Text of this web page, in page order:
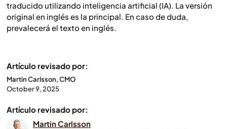
traducido utilizando inteligencia artificial (IA). La versión
original en inglés es la principal. En caso de duda,
prevalecerá el texto en inglés.
Artículo revisado por:
Martin Carlsson, CMO
October 9, 2025
Artículo revisado por:
Martin Carlsson